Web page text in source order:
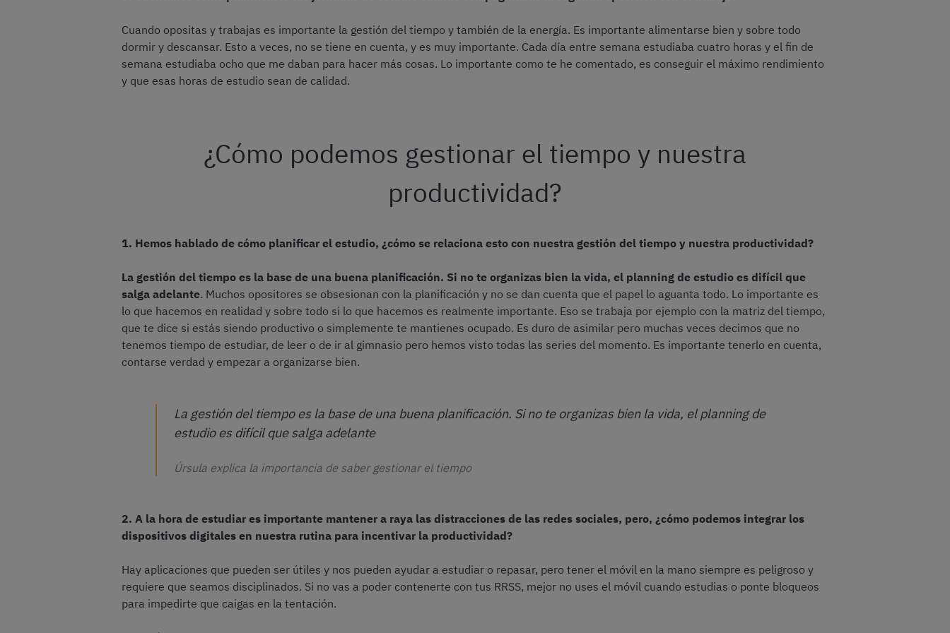
Cuando opositas y trabajas es importante la gestión del tiempo y también de la energía. Es importante alimentarse bien y sobre todo
dormir y descansar. Esto a veces, no se tiene en cuenta, y es muy importante. Cada día entre semana estudiaba cuatro horas y el fin de
semana estudiaba ocho que me daban para hacer más cosas. Lo importante como te he comentado, es conseguir el máximo rendimiento
y que esas horas de estudio sean de calidad.
¿Cómo podemos gestionar el tiempo y nuestra
productividad?
1. Hemos hablado de cómo planificar el estudio, ¿cómo se relaciona esto con nuestra gestión del tiempo y nuestra productividad?
La gestión del tiempo es la base de una buena planificación. Si no te organizas bien la vida, el planning de estudio es difícil que
salga adelante. Muchos opositores se obsesionan con la planificación y no se dan cuenta que el papel lo aguanta todo. Lo importante es
lo que hacemos en realidad y sobre todo si lo que hacemos es realmente importante. Eso se trabaja por ejemplo con la matriz del tiempo,
que te dice si estás siendo productivo o simplemente te mantienes ocupado. Es duro de asimilar pero muchas veces decimos que no
tenemos tiempo de estudiar, de leer o de ir al gimnasio pero hemos visto todas las series del momento. Es importante tenerlo en cuenta,
contarse verdad y empezar a organizarse bien.
La gestión del tiempo es la base de una buena planificación. Si no te organizas bien la vida, el planning de
estudio es difícil que salga adelante
Úrsula explica la importancia de saber gestionar el tiempo
2. A la hora de estudiar es importante mantener a raya las distracciones de las redes sociales, pero, ¿cómo podemos integrar los
dispositivos digitales en nuestra rutina para incentivar la productividad?
Hay aplicaciones que pueden ser útiles y nos pueden ayudar a estudiar o repasar, pero tener el móvil en la mano siempre es peligroso y
requiere que seamos disciplinados. Si no vas a poder contenerte con tus RRSS, mejor no uses el móvil cuando estudias o ponte bloqueos
para impedirte que caigas en la tentación.